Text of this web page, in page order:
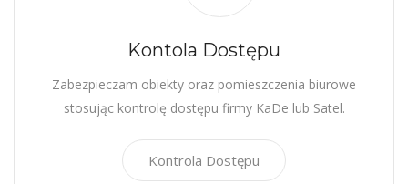
Kontola Dostępu
Zabezpieczam obiekty oraz pomieszczenia biurowe
stosując kontrolę dostępu firmy KaDe lub Satel.
Kontrola Dostępu